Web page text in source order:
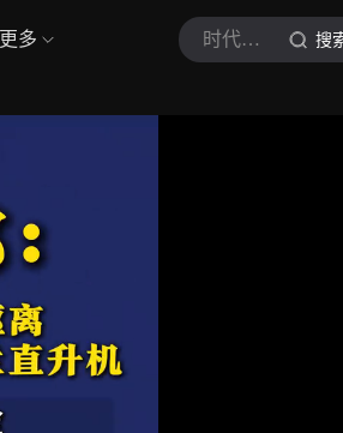
更多 时代周报 搜